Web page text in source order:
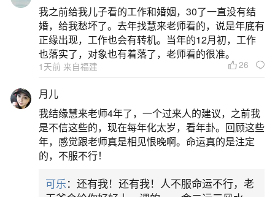
问题给大家做一些解读：
一、怎么样超度
一、针对十方孤魂的超度十方孤魂指无主或无
人祭祀的亡灵，通常由法师或宗教团体发起集体法
事。法师通过诵经、持咒、燃香等方式，以慈悲心
发起善念，将功德普施给所有孤魂野鬼。此类超度
不针对特定个体，而是以“普度”为原则，旨在缓解亡
灵的痛苦，助其脱离恶道。集体法事的规模越大，
参与人数越多，功德积累越显著，对生者
我之前给我儿子看的工作和婚姻，30了一直没有结
婚，给我愁坏了。去年找慧来老师看的，说是年底有
正缘出现，工作也会有转机。当年的12月初，工作
也落实了，对象也有着落了，老师看的很准。
1天前 来自福建 26
月儿
我结缘慧来老师4年了，一个过来人的建议，之前我
是不信这些的，现在每年化太岁，看年卦。回顾这些
年，感觉跟老师真是相见恨晚啊。命运真的是注定
的，不服不行！
可乐：还有我！还有我！人不服命运不行，老